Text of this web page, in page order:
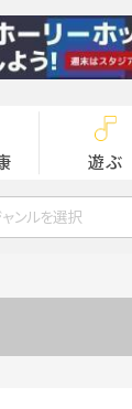
遊ぶ
ンルを選択